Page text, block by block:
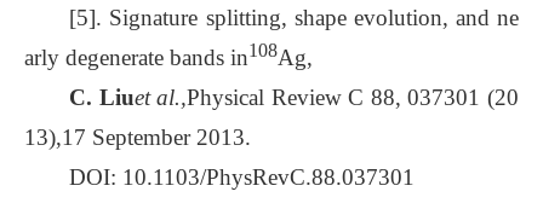
[5]. Signature splitting, shape evolution, and ne
arly degenerate bands in108Ag,
C. Liuet al.,Physical Review C 88, 037301 (20
13),17 September 2013.
DOI: 10.1103/PhysRevC.88.037301